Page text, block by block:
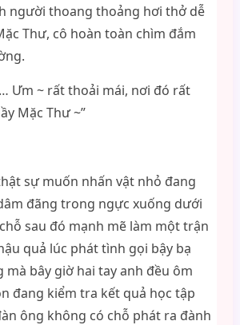
người thoang thoảng hơi thở dễ
Thư, cô hoàn toàn chìm đắm
Ưm ~ rất thoải mái, nơi đó rất
Mặc Thư ~”
sự muốn nhấn vật nhỏ đang
đãng trong ngực xuống dưới
sau đó mạnh mẽ làm một trận
quả lúc phát tình gọi bậy bạ
mà bây giờ hai tay anh đều ôm
đang kiểm tra kết quả học tập
ông không có chỗ phát ra đành